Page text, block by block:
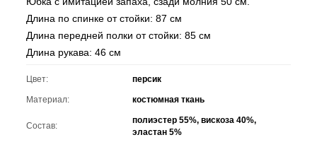
Длина по спинке от стойки: 87 см
Длина передней полки от стойки: 85 см
Длина рукава: 46 см
Цвет: персик
Материал: костюмная ткань
Состав:
полиэстер 55%, вискоза 40%,
эластан 5%